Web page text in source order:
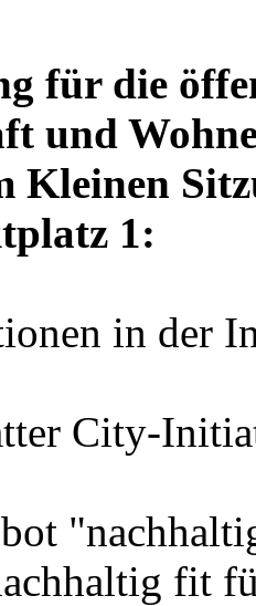
für die
und
Kleinen
1:
in der
City-
fit